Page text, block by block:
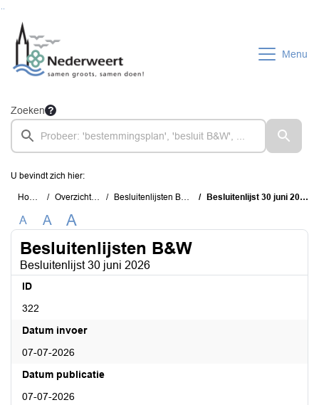
Menu
Zoeken
U bevindt zich hier:
Home Overzichten Besluitenlijsten B&W Besluitenlijst 30 juni 2026
A A A
Besluitenlijsten B&W
Besluitenlijst 30 juni 2026
ID
322
Datum invoer
07-07-2026
Datum publicatie
07-07-2026